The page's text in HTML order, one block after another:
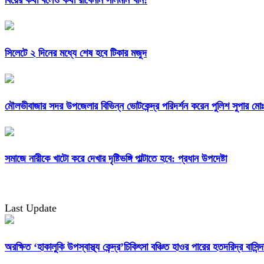
সিলেটে ২ দিনের মধ্যে শেষ হবে টিকার মজুদ
মৌলভীবাজার সদর উপজেলার বিভিন্ন ভোটকেন্দ্র পরিদর্শন করেন পুলিশ সুপার
সমাজে নারীকে খাটো করে দেখার দৃষ্টিভঙ্গি পাল্টাতে হবে: প্রধান উপদেষ্টা
Last Update
অরক্ষিত ‘হাকালুকি উপস্বাস্থ্য কেন্দ্র’চিকিৎসা বঞ্চিত হাওর পারের হতদরিদ্র